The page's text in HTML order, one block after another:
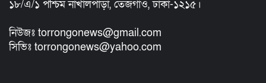
১৮/এ/১ পশ্চিম নাখালপাড়া, তেজগাঁও, ঢাকা-১২১৫।
নিউজঃ torrongonews@gmail.com
সিভিঃ torrongonews@yahoo.com